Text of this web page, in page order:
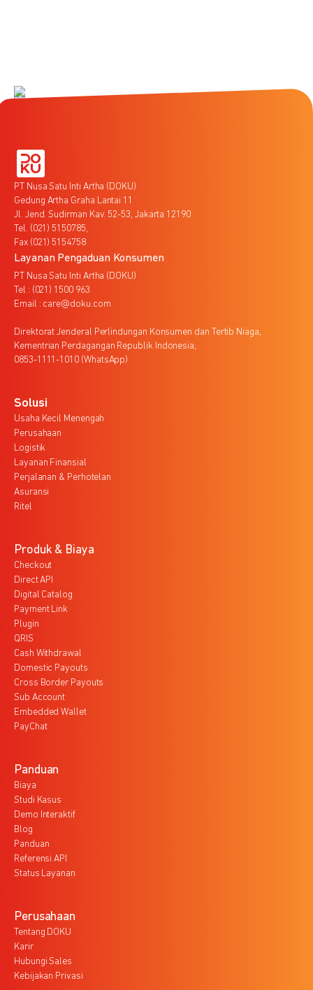
PT Nusa Satu Inti Artha (DOKU)
Gedung Artha Graha Lantai 11
Jl. Jend. Sudirman Kav. 52-53, Jakarta 12190
Tel. (021) 5150785,
Fax (021) 5154758
Layanan Pengaduan Konsumen
PT Nusa Satu Inti Artha (DOKU)
Tel : (021) 1500 963
Email : care@doku.com
Direktorat Jenderal Perlindungan Konsumen dan Tertib Niaga,
Kementrian Perdagangan Republik Indonesia,
0853-1111-1010 (WhatsApp)
Solusi
Usaha Kecil Menengah
Perusahaan
Logistik
Layanan Finansial
Perjalanan & Perhotelan
Asuransi
Ritel
Produk & Biaya
Checkout
Direct API
Digital Catalog
Payment Link
Plugin
QRIS
Cash Withdrawal
Domestic Payouts
Cross Border Payouts
Sub Account
Embedded Wallet
PayChat
Panduan
Biaya
Studi Kasus
Demo Interaktif
Blog
Panduan
Referensi API
Status Layanan
Perusahaan
Tentang DOKU
Karir
Hubungi Sales
Kebijakan Privasi